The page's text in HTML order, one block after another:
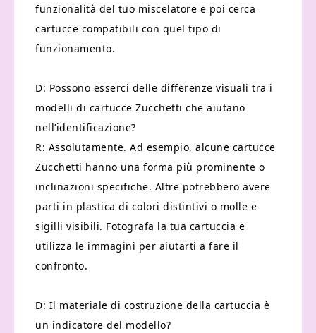
funzionalità del tuo miscelatore e poi cerca
cartucce compatibili con quel tipo di
funzionamento.
D: Possono esserci delle differenze visuali tra i
modelli di cartucce Zucchetti che aiutano
nell’identificazione?
R: Assolutamente. Ad esempio, alcune cartucce
Zucchetti hanno una forma più prominente o
inclinazioni specifiche. Altre potrebbero avere
parti in plastica di colori distintivi o molle e
sigilli visibili. Fotografa la tua cartuccia e
utilizza le immagini per aiutarti a fare il
confronto.
D: Il materiale di costruzione della cartuccia è
un indicatore del modello?